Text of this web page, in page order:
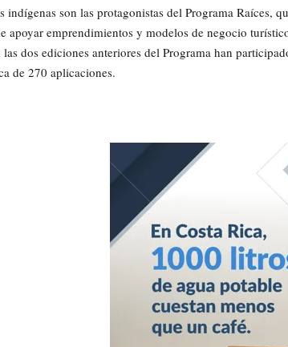
indígenas son las protagonistas del Programa Raíces,
apoyar emprendimientos y modelos de negocio
dos ediciones anteriores del Programa han
de 270 aplicaciones.